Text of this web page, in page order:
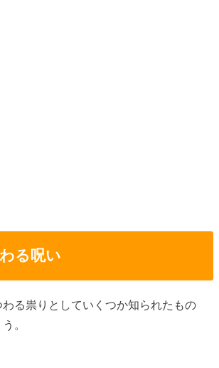
る呪い
る祟りとしていくつか知られたもの
。